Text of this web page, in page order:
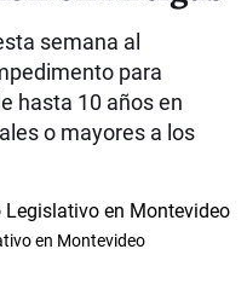
semana al
para
hasta 10 años en
o mayores a los
en Montevideo